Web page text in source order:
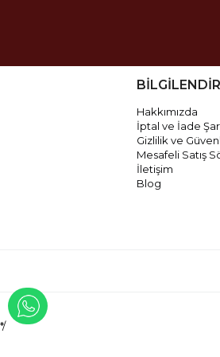
Hakkımızda
İptal ve İade
Gizlilik ve
Mesafeli Satış
İletişim
Blog
*/